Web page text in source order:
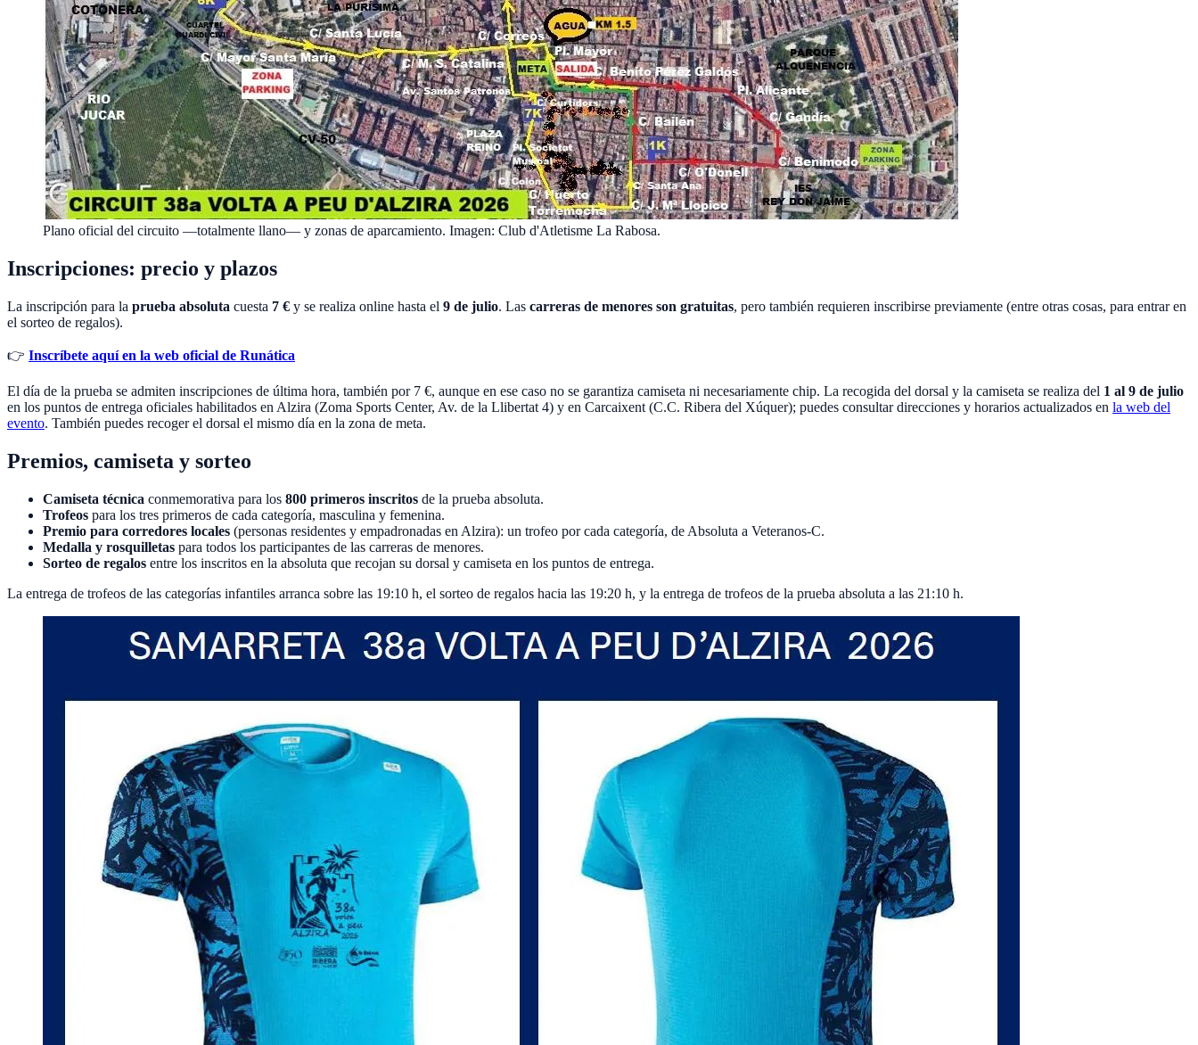
Plano oficial del circuito —totalmente llano— y zonas de aparcamiento. Imagen: Club d'Atletisme La Rabosa.
Inscripciones: precio y plazos
La inscripción para la prueba absoluta cuesta 7 € y se realiza online hasta el 9 de julio. Las carreras de menores son gratuitas, pero también requieren inscribirse previamente (entre otras cosas, para entrar en
el sorteo de regalos).
👉 Inscríbete aquí en la web oficial de Runática
El día de la prueba se admiten inscripciones de última hora, también por 7 €, aunque en ese caso no se garantiza camiseta ni necesariamente chip. La recogida del dorsal y la camiseta se realiza del 1 al 9 de julio
en los puntos de entrega oficiales habilitados en Alzira (Zoma Sports Center, Av. de la Llibertat 4) y en Carcaixent (C.C. Ribera del Xúquer); puedes consultar direcciones y horarios actualizados en la web del
evento. También puedes recoger el dorsal el mismo día en la zona de meta.
Premios, camiseta y sorteo
Camiseta técnica conmemorativa para los 800 primeros inscritos de la prueba absoluta.
Trofeos para los tres primeros de cada categoría, masculina y femenina.
Premio para corredores locales (personas residentes y empadronadas en Alzira): un trofeo por cada categoría, de Absoluta a Veteranos-C.
Medalla y rosquilletas para todos los participantes de las carreras de menores.
Sorteo de regalos entre los inscritos en la absoluta que recojan su dorsal y camiseta en los puntos de entrega.
La entrega de trofeos de las categorías infantiles arranca sobre las 19:10 h, el sorteo de regalos hacia las 19:20 h, y la entrega de trofeos de la prueba absoluta a las 21:10 h.